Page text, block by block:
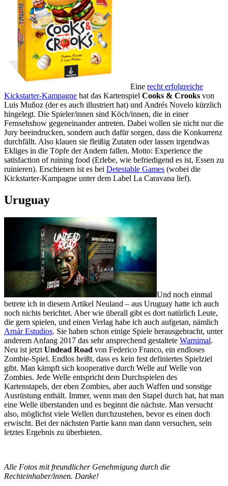
Eine recht erfolgreiche
Kickstarter-Kampagne hat das Kartenspiel Cooks & Crooks von
Luis Muñoz (der es auch illustriert hat) und Andrés Novelo kürzlich
hingelegt. Die Spieler/innen sind Köch/innen, die in einer
Fernsehshow gegeneinander antreten. Dabei wollen sie nicht nur die
Jury beeindrucken, sondern auch dafür sorgen, dass die Konkurrenz
durchfällt. Also klauen sie fleißig Zutaten oder lassen irgendwas
Ekliges in die Töpfe der Andern fallen. Motto: Experience the
satisfaction of ruining food (Erlebe, wie befriedigend es ist, Essen zu
ruinieren). Erschienen ist es bei Detestable Games (wobei die
Kickstarter-Kampagne unter dem Label La Caravana lief).
Uruguay
Und noch einmal
betrete ich in diesem Artikel Neuland – aus Uruguay hatte ich auch
noch nichts berichtet. Aber wie überall gibt es dort natürlich Leute,
die gern spielen, und einen Verlag habe ich auch aufgetan, nämlich
Arnár Estudios. Sie haben schon einige Spiele herausgebracht, unter
anderem Anfang 2017 das sehr ansprechend gestaltete Warnimal.
Neu ist jetzt Undead Road von Federico Franco, ein endloses
Zombie-Spiel. Endlos heißt, dass es kein fest definiertes Spielziel
gibt. Man kämpft sich kooperative durch Welle auf Welle von
Zombies. Jede Welle entspricht dem Durchspielen des
Kartenstapels, der eben Zombies, aber auch Waffen und sonstige
Ausrüstung enthält. Immer, wenn man den Stapel durch hat, hat man
eine Welle überstanden und es beginnt die nächste. Man versucht
also, möglichst viele Wellen durchzustehen, bevor es einen doch
erwischt. Bei der nächsten Partie kann man dann versuchen, sein
letztes Ergebnis zu überbieten.
Alle Fotos mit freundlicher Genehmigung durch die
Rechteinhaber/innen. Danke!